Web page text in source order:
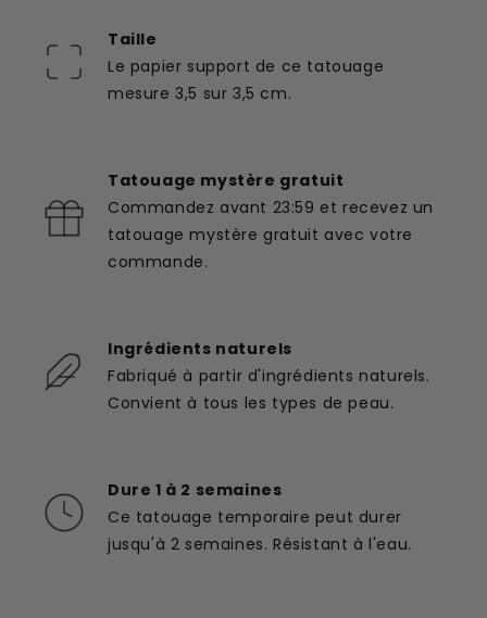
Taille
Le papier support de ce tatouage
mesure 3,5 sur 3,5 cm.
Tatouage mystère gratuit
Commandez avant 23:59 et recevez un
tatouage mystère gratuit avec votre
commande.
Ingrédients naturels
Fabriqué à partir d'ingrédients naturels.
Convient à tous les types de peau.
Dure 1 à 2 semaines
Ce tatouage temporaire peut durer
jusqu'à 2 semaines. Résistant à l'eau.